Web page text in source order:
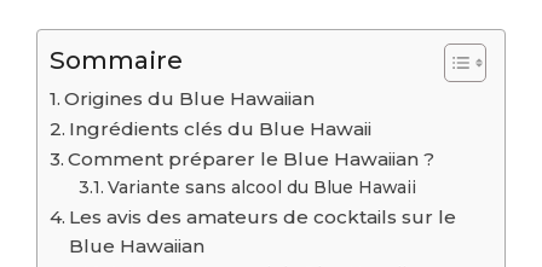
Sommaire
Origines du Blue Hawaiian
Ingrédients clés du Blue Hawaii
Comment préparer le Blue Hawaiian ?
Variante sans alcool du Blue Hawaii
Les avis des amateurs de cocktails sur le
Blue Hawaiian